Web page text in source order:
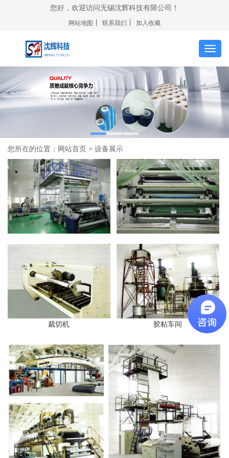
您好，欢迎访问无锡沈辉科技有限公司！
网站地图 丨 联系我们 丨 加入收藏
切
换
导
航
您所在的位置： 网站首页 > 设备展示
裁切机 胶粘车间